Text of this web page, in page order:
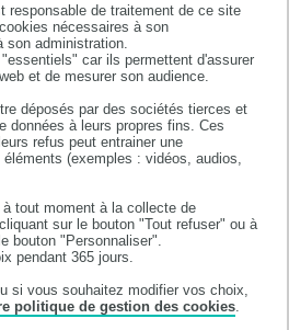
responsable de traitement de ce site
nécessaires à son
administration.
car ils permettent d'assurer
et de mesurer son audience.
déposés par des sociétés tierces et
données à leurs propres fins. Ces
refus peut entrainer une
(exemples : vidéos, audios,
tout moment à la collecte de
sur le bouton "Tout refuser" ou à
bouton "Personnaliser".
pendant 365 jours.
si vous souhaitez modifier vos choix,
politique de gestion des cookies
tlse3.fr